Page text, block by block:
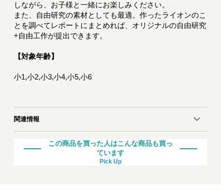
しながら、お子様と一緒にお楽しみください。
また、自由研究の素材としても最適。作ったライオンのこ
とを調べてレポートにまとめれば、オリジナルの自由研究
+自由工作が提出できます。
【対象年齢】
小1,小2,小3,小4,小5,小6
関連情報
この商品を買った人はこんな商品も買っ
ています
Pick Up